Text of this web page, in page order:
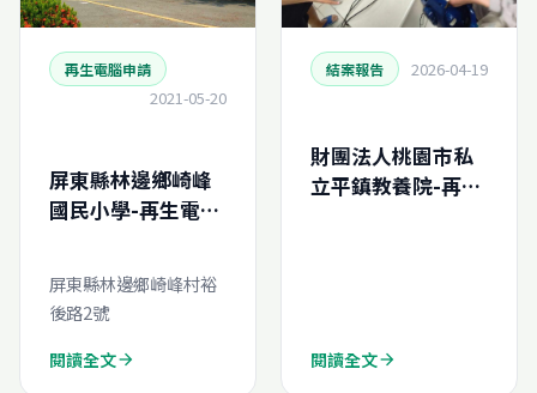
再生電腦申請
2021-05-20
屏東縣林邊鄉崎峰
國民小學-再生電腦
屏東縣林邊鄉崎峰村裕
後路2號
閱讀全文arrow_forward
結案報告 2026-04-19
財團法人桃園市私
立平鎮教養院-再生
閱讀全文arrow_forward